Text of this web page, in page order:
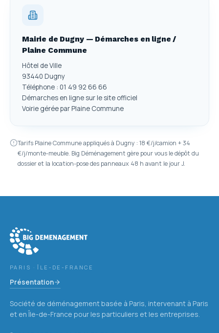
Mairie de Dugny — Démarches en ligne /
Plaine Commune
Hôtel de Ville
93440 Dugny
Téléphone : 01 49 92 66 66
Démarches en ligne sur le site officiel
Voirie gérée par Plaine Commune
Tarifs Plaine Commune appliqués à Dugny : 18 €/j/camion + 34
€/j/monte-meuble. Big Déménagement gère pour vous le dépôt du
dossier et la location-pose des panneaux 48 h avant le jour J.
PARIS · ÎLE-DE-FRANCE
Présentation
Société de déménagement basée à Paris, intervenant à Paris
et en Île-de-France pour les particuliers et les entreprises.